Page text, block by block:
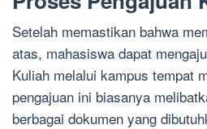
Setelah memastikan bahwa
atas, mahasiswa dapat
Kuliah melalui kampus tempat
pengajuan ini biasanya
berbagai dokumen yang